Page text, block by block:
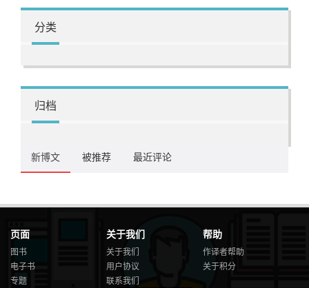
分类
归档
新博文 被推荐 最近评论
页面
图书
电子书
专题
关于我们
关于我们
用户协议
联系我们
帮助
作译者帮助
关于积分